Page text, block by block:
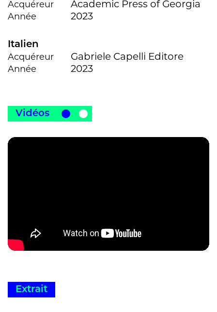
Acquéreur Academic Press of Georgia
Année 2023
Italien
Acquéreur Gabriele Capelli Editore
Année 2023
Vidéos
Extrait